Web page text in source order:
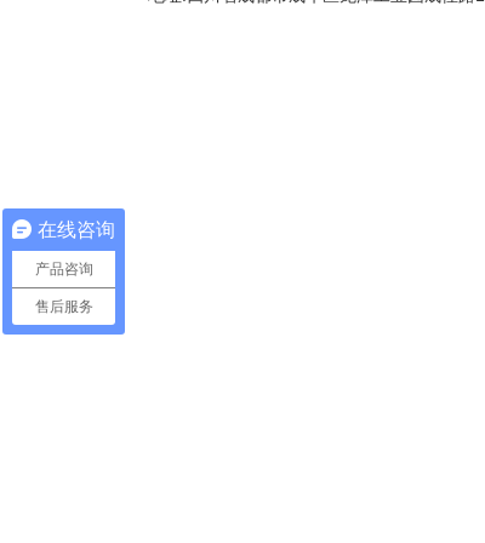
在线咨询
产品咨询
售后服务